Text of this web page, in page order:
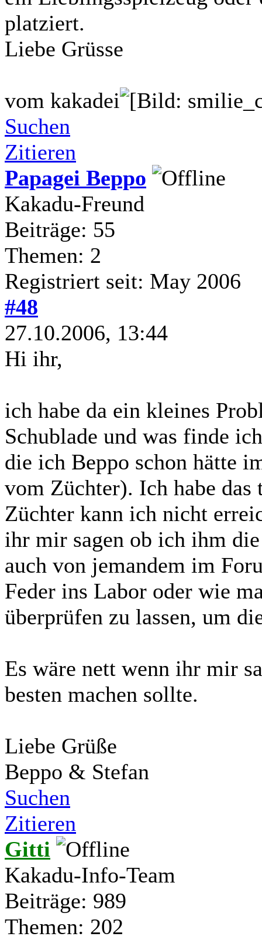
platziert.
Liebe Grüsse
vom kakadei
Suchen
Zitieren
Papagei Beppo
Kakadu-Freund
Beiträge: 55
Themen: 2
Registriert seit: May 2006
#48
27.10.2006, 13:44
Hi ihr,
ich habe da ein kleines
Schublade und was finde
die ich Beppo schon hätte
vom Züchter). Ich habe das
Züchter kann ich nicht
ihr mir sagen ob ich ihm
auch von jemandem im
Feder ins Labor oder wie
überprüfen zu lassen, um
Es wäre nett wenn ihr mir
besten machen sollte.
Liebe Grüße
Beppo & Stefan
Suchen
Zitieren
Gitti
Kakadu-Info-Team
Beiträge: 989
Themen: 202